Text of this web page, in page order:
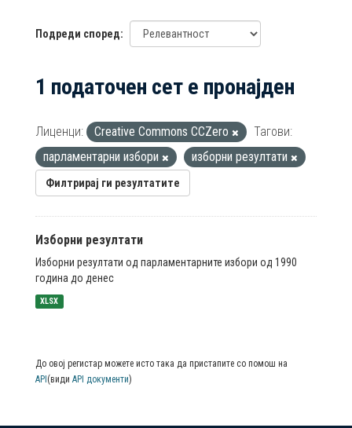
Подреди според
1 податочен сет е пронајден
Лиценци: Creative Commons CCZero
Тагови:
парламентарни избори
изборни резултати
Филтрирај ги резултатите
Изборни резултати
Изборни резултати од парламентарните избори од 1990
година до денес
XLSX
До овој регистар можете исто така да пристапите со помош на
API (види API документи)